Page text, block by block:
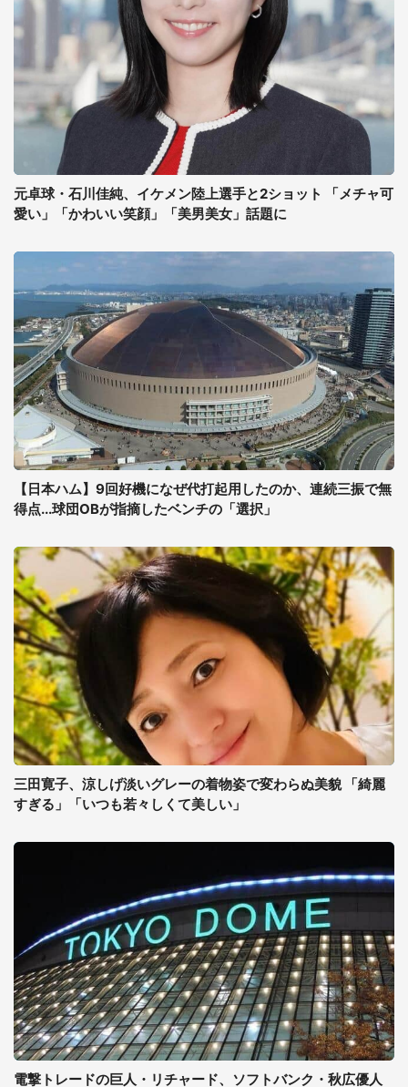
元卓球・石川佳純、イケメン陸上選手と2ショット 「メチャ可
愛い」「かわいい笑顔」「美男美女」話題に
【日本ハム】9回好機になぜ代打起用したのか、連続三振で無
得点...球団OBが指摘したベンチの「選択」
三田寛子、涼しげ淡いグレーの着物姿で変わらぬ美貌 「綺麗
すぎる」「いつも若々しくて美しい」
電撃トレードの巨人・リチャード、ソフトバンク・秋広優人